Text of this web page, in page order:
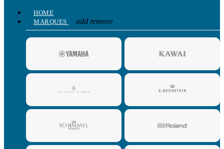
HOME
MARQUES
add remove